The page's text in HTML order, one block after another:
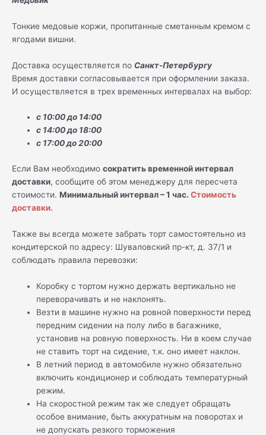
Тонкие медовые коржи, пропитанные сметанным кремом с
ягодами вишни.
Доставка осуществляется по Санкт-Петербургу
Время доставки согласовывается при оформлении заказа.
И осуществляется в трех временных интервалах на выбор:
с 10:00 до 14:00
с 14:00 до 18:00
с 17:00 до 20:00
Если Вам необходимо сократить временной интервал
доставки, сообщите об этом менеджеру для пересчета
стоимости. Минимальный интервал – 1 час. Стоимость
доставки.
Также вы всегда можете забрать торт самостоятельно из
кондитерской по адресу: Шуваловский пр-кт, д. 37/1 и
соблюдать правила перевозки:
Коробку с тортом нужно держать вертикально не
переворачивать и не наклонять.
Везти в машине нужно на ровной поверхности перед
передним сидении на полу либо в багажнике,
установив на ровную поверхность. Ни в коем случае
не ставить торт на сидение, т.к. оно имеет наклон.
В летний период в автомобиле нужно обязательно
включить кондиционер и соблюдать температурный
режим.
На скоростной режим так же следует обращать
особое внимание, быть аккуратным на поворотах и
не допускать резкого торможения